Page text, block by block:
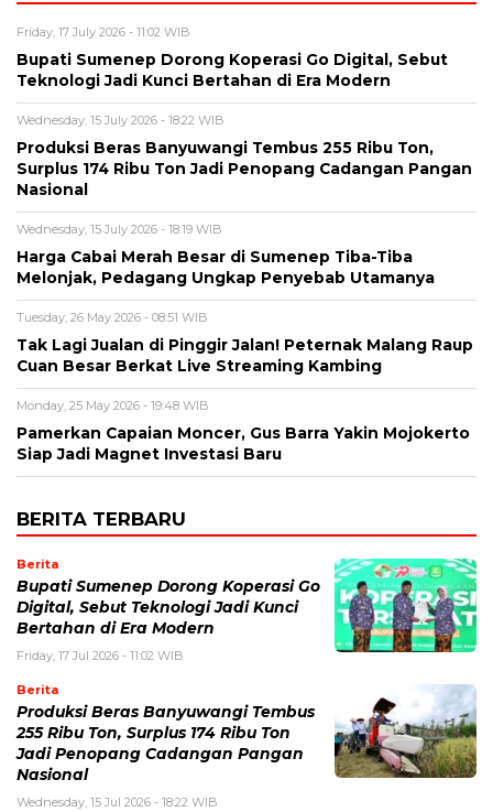
Friday, 17 July 2026 - 11:02 WIB
Bupati Sumenep Dorong Koperasi Go Digital, Sebut
Teknologi Jadi Kunci Bertahan di Era Modern
Wednesday, 15 July 2026 - 18:22 WIB
Produksi Beras Banyuwangi Tembus 255 Ribu Ton,
Surplus 174 Ribu Ton Jadi Penopang Cadangan Pangan
Nasional
Wednesday, 15 July 2026 - 18:19 WIB
Harga Cabai Merah Besar di Sumenep Tiba-Tiba
Melonjak, Pedagang Ungkap Penyebab Utamanya
Tuesday, 26 May 2026 - 08:51 WIB
Tak Lagi Jualan di Pinggir Jalan! Peternak Malang Raup
Cuan Besar Berkat Live Streaming Kambing
Monday, 25 May 2026 - 19:48 WIB
Pamerkan Capaian Moncer, Gus Barra Yakin Mojokerto
Siap Jadi Magnet Investasi Baru
BERITA TERBARU
Berita
Bupati Sumenep Dorong Koperasi Go
Digital, Sebut Teknologi Jadi Kunci
Bertahan di Era Modern
Friday, 17 Jul 2026 - 11:02 WIB
Berita
Produksi Beras Banyuwangi Tembus
255 Ribu Ton, Surplus 174 Ribu Ton
Jadi Penopang Cadangan Pangan
Nasional
Wednesday, 15 Jul 2026 - 18:22 WIB